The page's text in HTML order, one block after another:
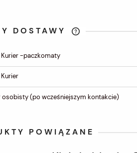
DOSTAWY
CENA NIE
-paczkomaty
osobisty(po wcześniejszym kontakcie)
POWIĄZANE